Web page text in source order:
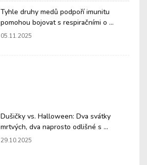
Tyhle druhy medů podpoří imunitu
pomohou bojovat s respiračními o ...
05.11.2025
Dušičky vs. Halloween: Dva svátky
mrtvých, dva naprosto odlišné s ...
29.10.2025